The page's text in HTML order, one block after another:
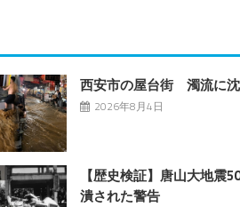
西安市の屋台街 濁流に
2026年8月4日
【歴史検証】唐山大地震
潰された警告